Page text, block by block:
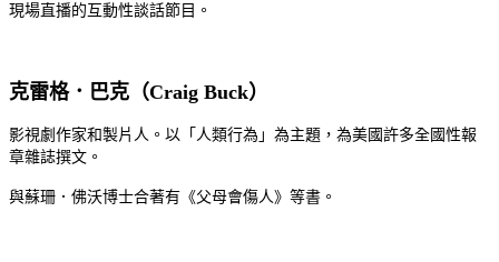
現場直播的互動性談話節目。
克雷格．巴克 （Craig Buck）
影視劇作家和製片人。以「人類行為」為主題，為美國許多全國性報
章雜誌撰文。
與蘇珊．佛沃博士合著有《父母會傷人》等書。